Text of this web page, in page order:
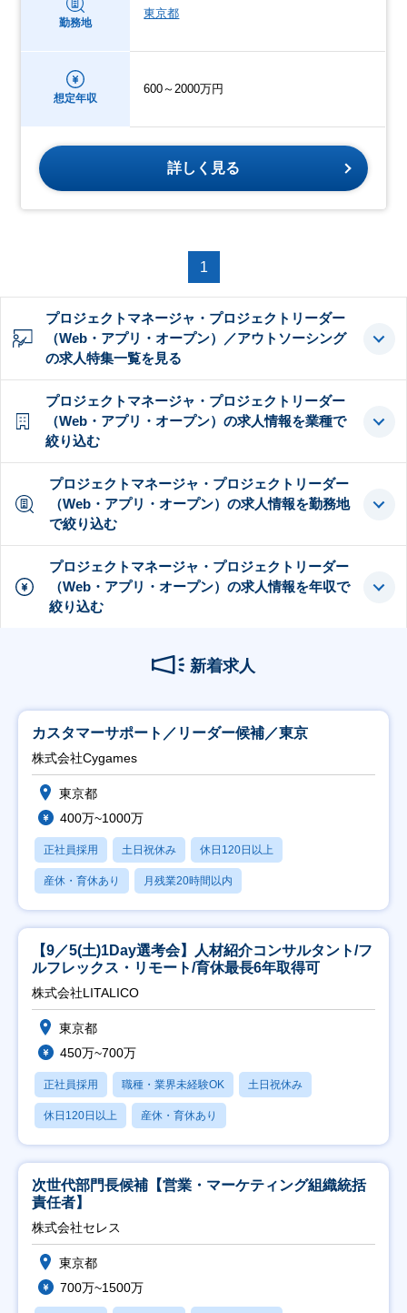
勤務地
東京都
想定年収
600～2000万円
詳しく見る
1
プロジェクトマネージャ・プロジェクトリーダー
（Web・アプリ・オープン）／アウトソーシング
の求人特集一覧を見る
プロジェクトマネージャ・プロジェクトリーダー
（Web・アプリ・オープン）の求人情報を業種で
絞り込む
プロジェクトマネージャ・プロジェクトリーダー
（Web・アプリ・オープン）の求人情報を勤務地
で絞り込む
プロジェクトマネージャ・プロジェクトリーダー
（Web・アプリ・オープン）の求人情報を年収で
絞り込む
新着求人
カスタマーサポート／リーダー候補／東京
株式会社Cygames
東京都
400万~1000万
正社員採用 土日祝休み 休日120日以上
産休・育休あり 月残業20時間以内
【9／5(土)1Day選考会】人材紹介コンサルタント/フ
ルフレックス・リモート/育休最長6年取得可
株式会社LITALICO
東京都
450万~700万
正社員採用 職種・業界未経験OK 土日祝休み
休日120日以上 産休・育休あり
次世代部門長候補【営業・マーケティング組織統括
責任者】
株式会社セレス
東京都
700万~1500万